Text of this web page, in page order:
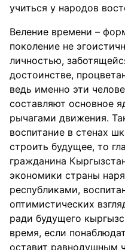
учиться у народов
Веление времени –
поколение не
личностью,
достоинстве,
ведь именно эти
составляют основное
рычагами движения.
воспитание в стенах
строить будущее, то
гражданина
экономики страны
республиками,
оптимистических
ради будущего
время, если
оставит равнодушным